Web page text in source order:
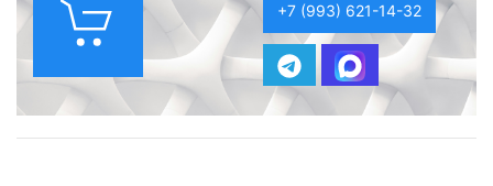
+7 (993) 621-14-32